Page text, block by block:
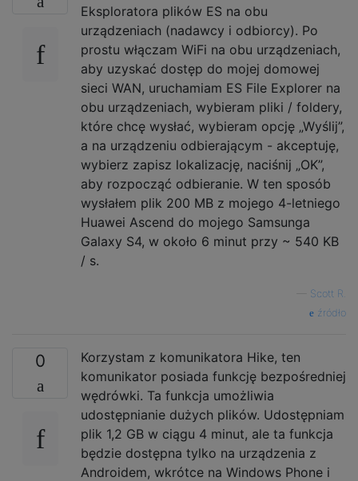
Eksploratora plików ES na obu
urządzeniach (nadawcy i odbiorcy). Po
prostu włączam WiFi na obu urządzeniach,
aby uzyskać dostęp do mojej domowej
sieci WAN, uruchamiam ES File Explorer na
obu urządzeniach, wybieram pliki / foldery,
które chcę wysłać, wybieram opcję „Wyślij”,
a na urządzeniu odbierającym - akceptuję,
wybierz zapisz lokalizację, naciśnij „OK”,
aby rozpocząć odbieranie. W ten sposób
wysłałem plik 200 MB z mojego 4-letniego
Huawei Ascend do mojego Samsunga
Galaxy S4, w około 6 minut przy ~ 540 KB
/ s.
Scott R.
źródło
0
Korzystam z komunikatora Hike, ten
komunikator posiada funkcję bezpośredniej
wędrówki. Ta funkcja umożliwia
udostępnianie dużych plików. Udostępniam
plik 1,2 GB w ciągu 4 minut, ale ta funkcja
będzie dostępna tylko na urządzenia z
Androidem, wkrótce na Windows Phone i